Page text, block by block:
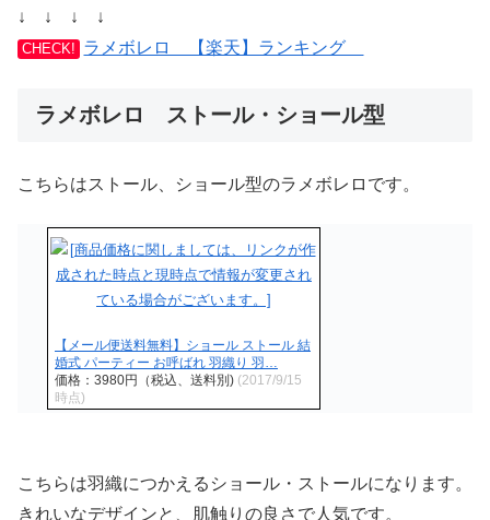
↓ ↓ ↓ ↓
CHECK! ラメボレロ 【楽天】ランキング
ラメボレロ ストール・ショール型
こちらはストール、ショール型のラメボレロです。
【メール便送料無料】ショール ストール 結
婚式 パーティー お呼ばれ 羽織り 羽…
価格：3980円（税込、送料別) (2017/9/15
時点)
こちらは羽織につかえるショール・ストールになります。
きれいなデザインと、肌触りの良さで人気です。